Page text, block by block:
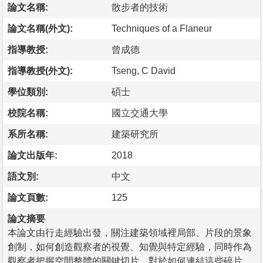
論文名稱: 散步者的技術
論文名稱(外文): Techniques of a Flaneur
指導教授: 曾成德
指導教授(外文): Tseng, C David
學位類別: 碩士
校院名稱: 國立交通大學
系所名稱: 建築研究所
論文出版年: 2018
語文別: 中文
論文頁數: 125
論文摘要
本論文由行走經驗出發，關注建築領域裡局部、片段的景象
創制，如何創造觀察者的視覺、知覺與特定經驗，同時作為
觀察者把握空間整體的關鍵切片。對於如何連結這些碎片，